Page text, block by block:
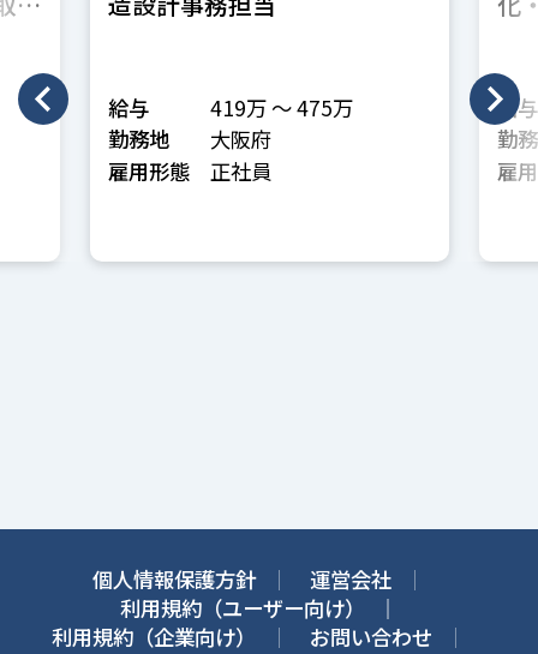
給与
419万 〜 475万
勤務地
大阪府
雇用形態
正社員
給与
勤
雇
個人情報保護方針
運営会社
利用規約（ユーザー向け）
利用規約（企業向け）
お問い合わせ